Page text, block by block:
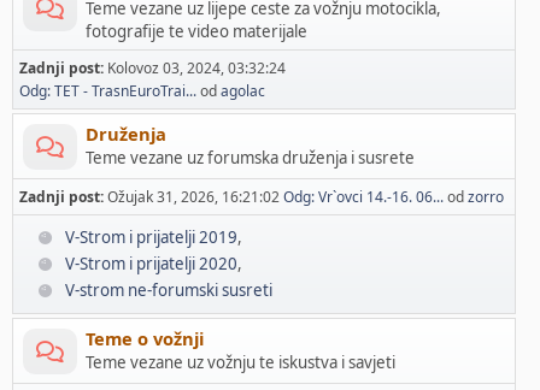
Teme vezane uz lijepe ceste za vožnju motocikla,
fotografije te video materijale
Zadnji post: Kolovoz 03, 2024, 03:32:24
Odg: TET - TrasnEuroTrai...odagolac
Druženja
Teme vezane uz forumska druženja i susrete
Zadnji post:Ožujak 31, 2026, 16:21:02Odg: Vr`ovci 14.-16. 06...odzorro
V-Strom i prijatelji 2019
V-Strom i prijatelji 2020
V-strom ne-forumski susreti
Teme o vožnji
Teme vezane uz vožnju te iskustva i savjeti